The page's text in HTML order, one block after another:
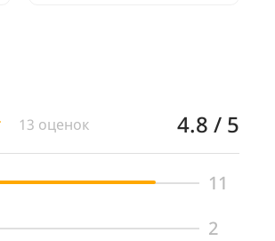
13 оценок 4.8 / 5
11
2